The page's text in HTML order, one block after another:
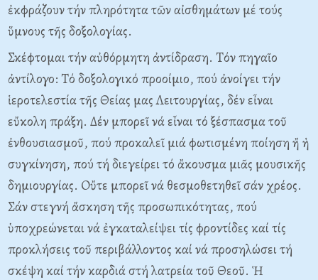
ἐκφράζουν τήν πληρότητα τῶν αἰσθημάτων μέ τούς
ὕμνους τῆς δοξολογίας.
Σκέφτομαι τήν αὐθόρμητη ἀντίδραση. Tόν πηγαῖο
ἀντίλογο: Tό δοξολογικό προοίμιο, πού ἀνοίγει τήν
ἱεροτελεστία τῆς Θείας μας Λειτουργίας, δέν εἶναι
εὔκολη πράξη. Δέν μπορεῖ νά εἶναι τό ξέσπασμα τοῦ
ἐνθουσιασμοῦ, πού προκαλεῖ μιά φωτισμένη ποίηση ἤ ἡ
συγκίνηση, πού τή διεγείρει τό ἄκουσμα μιᾶς μουσικῆς
δημιουργίας. Oὔτε μπορεῖ νά θεσμοθετηθεῖ σάν χρέος.
Σάν στεγνή ἄσκηση τῆς προσωπικότητας, πού
ὑποχρεώνεται νά ἐγκαταλείψει τίς φροντίδες καί τίς
προκλήσεις τοῦ περιβάλλοντος καί νά προσηλώσει τή
σκέψη καί τήν καρδιά στή λατρεία τοῦ Θεοῦ. Ἡ